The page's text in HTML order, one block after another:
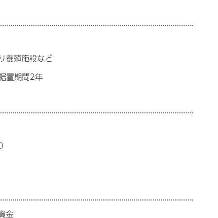
養殖施設など
置期間2年
金